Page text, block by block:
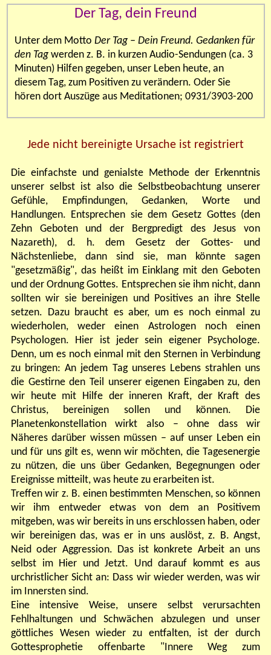
Der Tag, dein Freund
Unter dem Motto Der Tag – Dein Freund. Gedanken für
den Tagwerden z. B. in kurzen Audio-Sendungen (ca. 3
Minuten)Hilfengegeben, unser Leben heute, an
diesem Tag, zum Positiven zu verändern. Oder Sie
hören dort Auszüge aus Meditationen; 0931/3903-200
Jede nicht bereinigte Ursache ist registriert
Die einfachste und genialste Methode der Erkenntnis
unserer selbst ist also die Selbstbeobachtung unserer
Gefühle, Empfindungen, Gedanken, Worte und
Handlungen. Entsprechen sie dem Gesetz Gottes (den
Zehn Geboten und der Bergpredigt des Jesus von
Nazareth), d. h. dem Gesetz der Gottes- und
Nächstenliebe, dann sind sie, man könnte sagen
"gesetzmäßig", das heißt im Einklang mit den Geboten
und der Ordnung Gottes. Entsprechen sie ihm nicht, dann
sollten wir sie bereinigen und Positives an ihre Stelle
setzen. Dazu braucht es aber, um es noch einmal zu
wiederholen, weder einen Astrologen noch einen
Psychologen. Hier ist jeder sein eigener Psychologe.
Denn, um es noch einmal mit den Sternen in Verbindung
zu bringen: An jedem Tag unseres Lebens strahlen uns
die Gestirne den Teil unserer eigenen Eingaben zu, den
wir heute mit Hilfe der inneren Kraft, der Kraft des
Christus, bereinigen sollen und können. Die
Planetenkonstellation wirkt also – ohne dass wir
Näheres darüber wissen müssen – auf unser Leben ein
und für uns gilt es, wenn wir möchten, die Tagesenergie
zu nützen, die uns über Gedanken, Begegnungen oder
Ereignisse mitteilt, was heute zu erarbeiten ist.
Treffen wir z. B. einen bestimmten Menschen, so können
wir ihm entweder etwas von dem an Positivem
mitgeben, was wir bereits in uns erschlossen haben, oder
wir bereinigen das, was er in uns auslöst, z. B. Angst,
Neid oder Aggression. Das ist konkrete Arbeit an uns
selbst im Hier und Jetzt. Und darauf kommt es aus
urchristlicher Sicht an: Dass wir wieder werden, was wir
im Innersten sind.
Eine intensive Weise, unsere selbst verursachten
Fehlhaltungen und Schwächen abzulegen und unser
göttliches Wesen wieder zu entfalten, ist der durch
Gottesprophetie offenbarte "Innere Weg zum